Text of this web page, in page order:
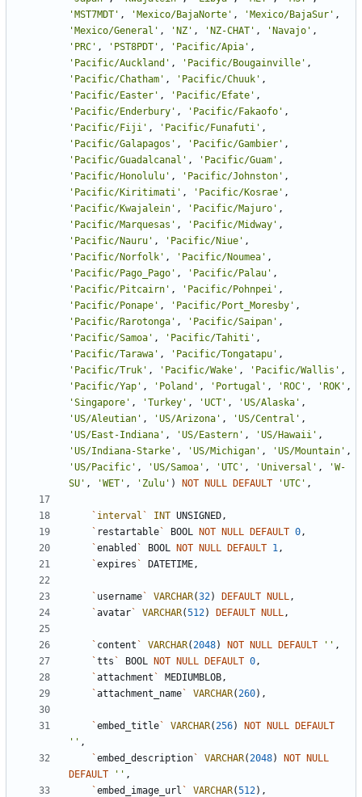
' MST7MDT ' , ' Mexico/BajaNorte ' , ' Mexico/BajaSur ' ,
' Mexico/General ' , ' NZ ' , ' NZ-CHAT ' , ' Navajo ' ,
' PRC ' , ' PST8PDT ' , ' Pacific/Apia ' ,
' Pacific/Auckland ' , ' Pacific/Bougainville ' ,
' Pacific/Chatham ' , ' Pacific/Chuuk ' ,
' Pacific/Easter ' , ' Pacific/Efate ' ,
' Pacific/Enderbury ' , ' Pacific/Fakaofo ' ,
' Pacific/Fiji ' , ' Pacific/Funafuti ' ,
' Pacific/Galapagos ' , ' Pacific/Gambier ' ,
' Pacific/Guadalcanal ' , ' Pacific/Guam ' ,
' Pacific/Honolulu ' , ' Pacific/Johnston ' ,
' Pacific/Kiritimati ' , ' Pacific/Kosrae ' ,
' Pacific/Kwajalein ' , ' Pacific/Majuro ' ,
' Pacific/Marquesas ' , ' Pacific/Midway ' ,
' Pacific/Nauru ' , ' Pacific/Niue ' ,
' Pacific/Norfolk ' , ' Pacific/Noumea ' ,
' Pacific/Pago_Pago ' , ' Pacific/Palau ' ,
' Pacific/Pitcairn ' , ' Pacific/Pohnpei ' ,
' Pacific/Ponape ' , ' Pacific/Port_Moresby ' ,
' Pacific/Rarotonga ' , ' Pacific/Saipan ' ,
' Pacific/Samoa ' , ' Pacific/Tahiti ' ,
' Pacific/Tarawa ' , ' Pacific/Tongatapu ' ,
' Pacific/Truk ' , ' Pacific/Wake ' , ' Pacific/Wallis ' ,
' Pacific/Yap ' , ' Poland ' , ' Portugal ' , ' ROC ' , ' ROK ' ,
'Singapore ' , 'Turkey ' , 'UCT ' , 'US/Alaska ' ,
'US/Aleutian ' , 'US/Arizona ' , 'US/Central ' ,
'US/East-Indiana ' , 'US/Eastern ' , 'US/Hawaii ' ,
'US/Indiana-Starke ' , 'US/Michigan ' , 'US/Mountain ' ,
'US/Pacific ' , 'US/Samoa ' , 'UTC ' , 'Universal ' , 'W-
SU ' , 'WET ' , ' Zulu ' ) NOT NULL DEFAULT 'UTC ' ,
` interval ` INT UNSIGNED,
` restartable ` BOOL NOT NULL DEFAULT 0,
`enabled ` BOOL NOT NULL DEFAULT 1,
`expires ` DATETIME,
` username ` VARCHAR(32) DEFAULT NULL,
`avatar ` VARCHAR(512) DEFAULT NULL,
` content ` VARCHAR(2048) NOT NULL DEFAULT ' ' ,
`tts ` BOOL NOT NULL DEFAULT 0,
`attachment ` MEDIUMBLOB,
`attachment_name ` VARCHAR(260) ,
`embed_title ` VARCHAR(256) NOT NULL
DEFAULT
' ' ,
`embed_description ` VARCHAR(2048) NOT
NULL
DEFAULT
' ' ,
`embed_image_url ` VARCHAR(512) ,